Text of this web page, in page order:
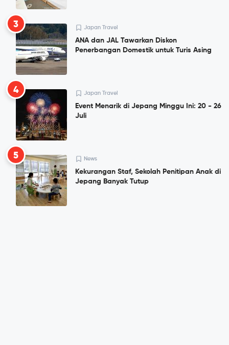
3 Japan Travel
ANA dan JAL Tawarkan Diskon
Penerbangan Domestik untuk Turis Asing
4 Japan Travel
Event Menarik di Jepang Minggu Ini: 20 - 26
Juli
5 News
Kekurangan Staf, Sekolah Penitipan Anak di
Jepang Banyak Tutup